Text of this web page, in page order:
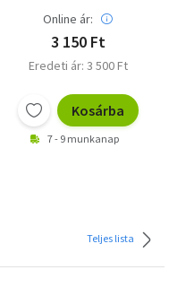
Online ár:
3 150 Ft
Eredeti ár: 3 500 Ft
Kosárba
7 - 9 munkanap
Teljes lista